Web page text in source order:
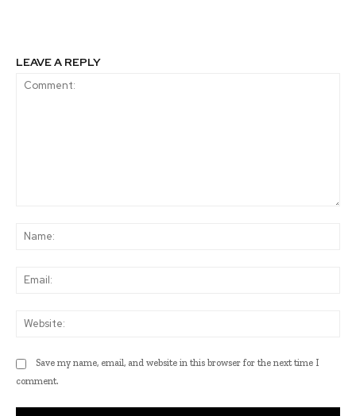
LEAVE A REPLY
Save my name, email, and website in this browser for the next time I
comment.